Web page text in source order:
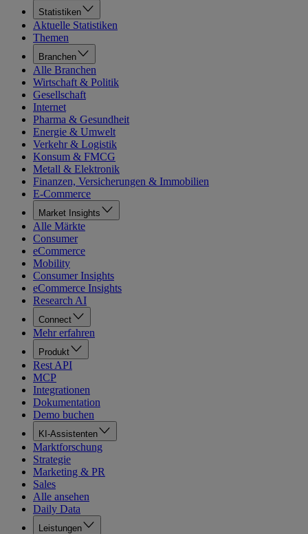
Statistiken
Aktuelle Statistiken
Themen
Branchen
Alle Branchen
Wirtschaft & Politik
Gesellschaft
Internet
Pharma & Gesundheit
Energie & Umwelt
Verkehr & Logistik
Konsum & FMCG
Metall & Elektronik
Finanzen, Versicherungen & Immobilien
E-Commerce
Market Insights
Alle Märkte
Consumer
eCommerce
Mobility
Consumer Insights
eCommerce Insights
Research AI
Connect
Mehr erfahren
Produkt
Rest API
MCP
Integrationen
Dokumentation
Demo buchen
KI-Assistenten
Marktforschung
Strategie
Marketing & PR
Sales
Alle ansehen
Daily Data
Leistungen